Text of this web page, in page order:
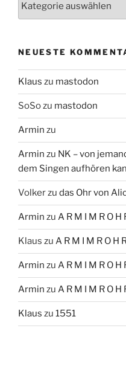
NEUESTE
Klaus zu mastodon
SoSozu mastodon
Armin zu
Armin zu NK – von
dem Singen aufhören
Volkerzu das Ohr von
Armin zu A R M I M R O H
Klaus zu A R M I M R O H
Armin zu A R M I M R O H
Armin zu A R M I M R O H
Klaus zu 1551